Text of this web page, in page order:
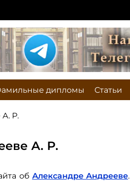
дипломы Статьи
Р.
А. Р.
об Александре Андрееве.